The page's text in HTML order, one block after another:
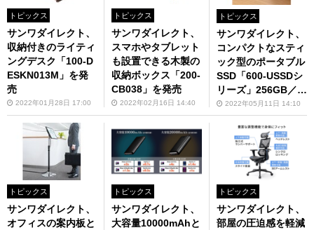
トピックス
サンワダイレクト、
収納付きのライティ
ングデスク「100-D
ESKN013M」を発
売
2022年01月28日 17:00
トピックス
サンワダイレクト、
スマホやタブレット
も設置できる木製の
収納ボックス「200-
CB038」を発売
2022年02月16日 14:40
トピックス
サンワダイレクト、
コンパクトなスティ
ック型のポータブル
SSD「600-USSDシ
リーズ」256GB／5
12GB／1TBモデル
を発売
2022年05月11日 14:10
トピックス
サンワダイレクト、
オフィスの案内板と
トピックス
サンワダイレクト、
大容量10000mAhと
トピックス
サンワダイレクト、
部屋の圧迫感を軽減